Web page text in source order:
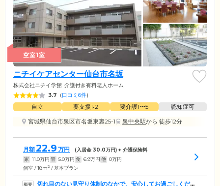
空室1室
ニチイケアセンター仙台市名坂
株式会社ニチイ学館 介護付き有料老人ホーム
3.7 (口コミ6件)
自立 要支援1•2 要介護1〜5
認知症可
宮城県仙台市泉区市名坂東裏25-1
泉中央駅から 徒歩12分
月額22.9 万円 (入居金 30.0万円) + 介護保険料
家 11.0万円 管 5.0万円 食 6.9万円 他 0万円
個室 / 18m2 / 基本プラン
切れ目のない見守り体制のなかで、安心してお過ごしくださ